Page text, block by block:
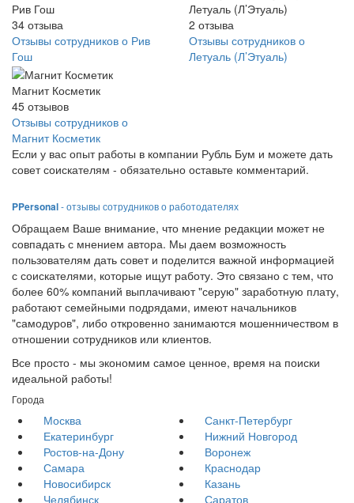
Рив Гош
34 отзыва
Отзывы сотрудников о Рив
Гош
Летуаль (Л’Этуаль)
2 отзыва
Отзывы сотрудников о
Летуаль (Л’Этуаль)
Магнит Косметик
45 отзывов
Отзывы сотрудников о
Магнит Косметик
Если у вас опыт работы в компании Рубль Бум и можете дать
совет соискателям - обязательно оставьте комментарий.
PPersonal- отзывы сотрудников о работодателях
Обращаем Ваше внимание, что мнение редакции может не
совпадать с мнением автора. Мы даем возможность
пользователям дать совет и поделится важной информацией
с соискателями, которые ищут работу. Это связано с тем, что
более 60% компаний выплачивают "серую" заработную плату,
работают семейными подрядами, имеют начальников
"самодуров", либо откровенно занимаются мошенничеством в
отношении сотрудников или клиентов.
Все просто - мы экономим самое ценное, время на поиски
идеальной работы!
Города
Москва
Санкт-Петербург
Екатеринбург
Нижний Новгород
Ростов-на-Дону
Воронеж
Самара
Краснодар
Новосибирск
Казань
Челябинск
Саратов